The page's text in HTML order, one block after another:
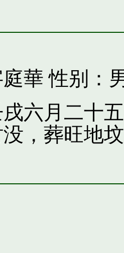
華 性别：
六月二十
，葬旺地